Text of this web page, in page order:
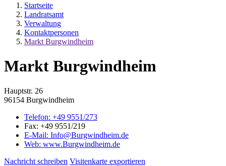
Startseite
Landratsamt
Verwaltung
Kontaktpersonen
Markt Burgwindheim
Markt Burgwindheim
Hauptstr. 26
96154 Burgwindheim
Telefon: +49 9551/273
Fax: +49 9551/219
E-Mail: Info@Burgwindheim.de
Web: www.Burgwindheim.de
Nachricht schreiben Visitenkarte exportieren